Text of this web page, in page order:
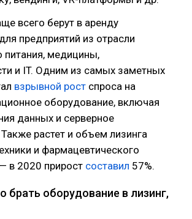
всего берут в аренду
предприятий из отрасли
питания, медицины,
и IT. Одним из самых заметных
взрывной рост спроса на
оборудование, включая
данных и серверное
растет и объем лизинга
и фармацевтического
в 2020 прирост составил 57%.
брать оборудование в лизинг,